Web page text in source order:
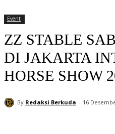
Event
ZZ STABLE
DI JAKARTA
HORSE SHOW
By Redaksi Berkuda 16